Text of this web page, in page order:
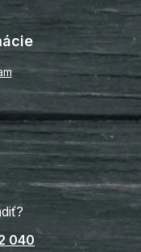
040